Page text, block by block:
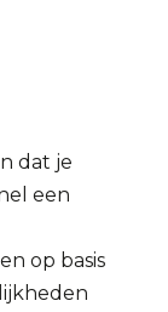
dat je
een
op basis